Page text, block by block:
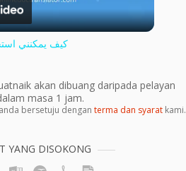
Video
كيف يمكنني
akan dibuang daripada pelayan
masa 1 jam.
bersetuju dengan terma dan syarat kami.
YANG DISOKONG